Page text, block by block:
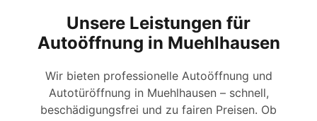
Unsere Leistungen für
Autoöffnung in Muehlhausen
Wir bieten professionelle Autoöffnung und
Autotüröffnung in Muehlhausen – schnell,
beschädigungsfrei und zu fairen Preisen. Ob